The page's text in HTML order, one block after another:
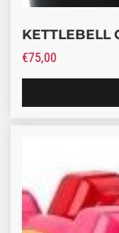
KETTLEBELL
€75,00
Ce produit a